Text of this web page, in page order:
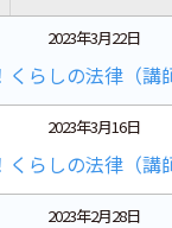
2023年3月22日
くらしの法律（
2023年3月16日
くらしの法律（
2023年2月28日